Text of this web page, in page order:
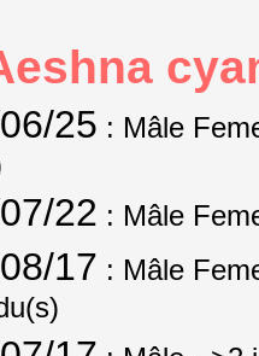
25 : Mâle
22 : Mâle
17 : Mâle